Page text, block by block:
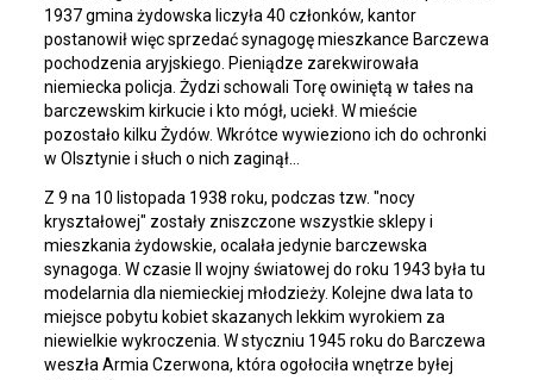
1937 gmina żydowska liczyła 40 członków, kantor
postanowił więc sprzedać synagogę mieszkance Barczewa
pochodzenia aryjskiego. Pieniądze zarekwirowała
niemiecka policja. Żydzi schowali Torę owiniętą w tałes na
barczewskim kirkucie i kto mógł, uciekł. W mieście
pozostało kilku Żydów. Wkrótce wywieziono ich do ochronki
w Olsztynie i słuch o nich zaginął…
Z 9 na 10 listopada 1938 roku, podczas tzw. "nocy
kryształowej" zostały zniszczone wszystkie sklepy i
mieszkania żydowskie, ocalała jedynie barczewska
synagoga. W czasie II wojny światowej do roku 1943 była tu
modelarnia dla niemieckiej młodzieży. Kolejne dwa lata to
miejsce pobytu kobiet skazanych lekkim wyrokiem za
niewielkie wykroczenia. W styczniu 1945 roku do Barczewa
weszła Armia Czerwona, która ogołociła wnętrze byłej